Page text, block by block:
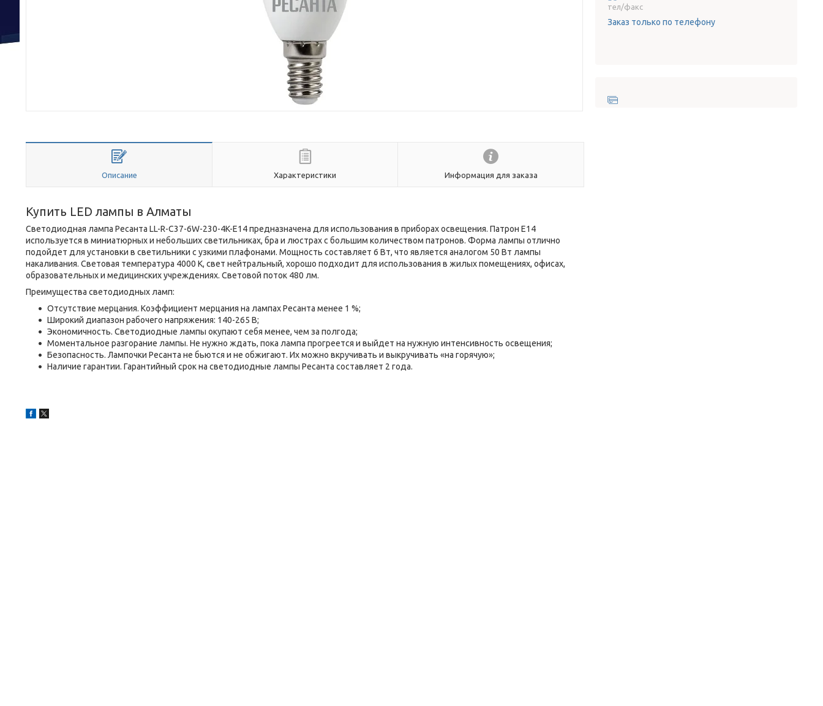
Описание Характеристики Информация для заказа
Купить LED лампы в Алматы
Светодиодная лампа Ресанта LL-R-C37-6W-230-4K-E14 предназначена для использования в приборах освещения. Патрон Е14
используется в миниатюрных и небольших светильниках, бра и люстрах с большим количеством патронов. Форма лампы отлично
подойдет для установки в светильники с узкими плафонами. Мощность составляет 6 Вт, что является аналогом 50 Вт лампы
накаливания. Световая температура 4000 К, свет нейтральный, хорошо подходит для использования в жилых помещениях, офисах,
образовательных и медицинских учреждениях. Световой поток 480 лм.
Преимущества светодиодных ламп:
Отсутствие мерцания. Коэффициент мерцания на лампах Ресанта менее 1 %;
Широкий диапазон рабочего напряжения: 140-265 В;
Экономичность. Светодиодные лампы окупают себя менее, чем за полгода;
Моментальное разгорание лампы. Не нужно ждать, пока лампа прогреется и выйдет на нужную интенсивность освещения;
Безопасность. Лампочки Ресанта не бьются и не обжигают. Их можно вкручивать и выкручивать «на горячую»;
Наличие гарантии. Гарантийный срок на светодиодные лампы Ресанта составляет 2 года.
тел/факс
Заказ только по телефону